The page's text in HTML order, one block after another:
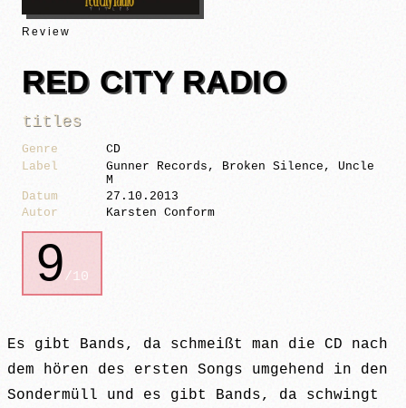
Review
RED CITY RADIO
titles
Genre
CD
Label
Gunner Records, Broken Silence, Uncle
M
Datum
27.10.2013
Autor
Karsten Conform
9/10
Es gibt Bands, da schmeißt man die CD nach
dem hören des ersten Songs umgehend in den
Sondermüll und es gibt Bands, da schwingt